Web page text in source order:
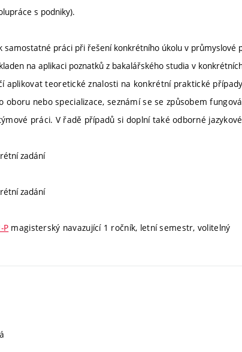
s podniky).
samostatné práci při řešení konkrétního úkolu v průmyslové
na aplikaci poznatků z bakalářského studia v
aplikovat teoretické znalosti na konkrétní praktické
oboru nebo specializace, seznámí se se způsobem
práci. V řadě případů si doplní také odborné
zadání
zadání
P magisterský navazující 1 ročník, letní semestr, volitelný